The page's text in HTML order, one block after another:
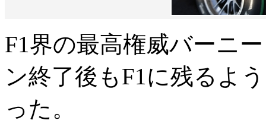
F1界の最高権威バーニ
ン終了後もF1に残るよ
った。